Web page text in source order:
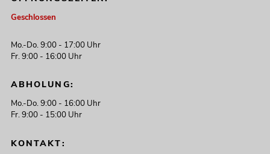
Geschlossen
Mo.-Do. 9:00 - 17:00 Uhr
Fr. 9:00 - 16:00 Uhr
ABHOLUNG:
Mo.-Do. 9:00 - 16:00 Uhr
Fr. 9:00 - 15:00 Uhr
KONTAKT: